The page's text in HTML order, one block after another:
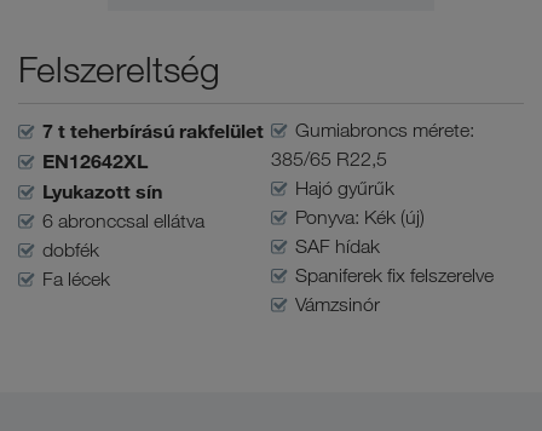
Felszereltség
7 t teherbírású rakfelület
EN12642XL
Lyukazott sín
6 abronccsal ellátva
dobfék
Fa lécek
Gumiabroncs mérete:
385/65 R22,5
Hajó gyűrűk
Ponyva: Kék (új)
SAF hídak
Spaniferek fix felszerelve
Vámzsinór